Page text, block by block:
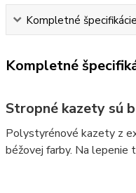
Kompletné špecifikácie
Kompletné
Stropné kazety sú
Polystyrénové kazety z
béžovej farby. Na lepenie